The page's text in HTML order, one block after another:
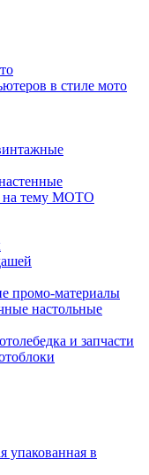
в стиле мото
на тему МОТО
промо-материалы
настольные
и запчасти
упакованная в